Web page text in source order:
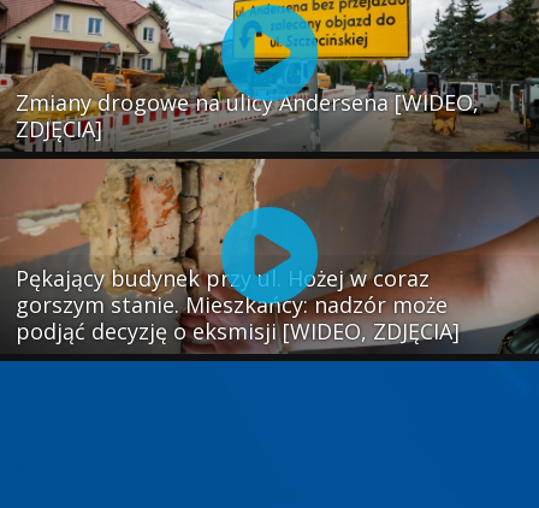
Zmiany drogowe na ulicy Andersena [WIDEO,
ZDJĘCIA]
Pękający budynek przy ul. Hożej w coraz
gorszym stanie. Mieszkańcy: nadzór może
podjąć decyzję o eksmisji [WIDEO, ZDJĘCIA]